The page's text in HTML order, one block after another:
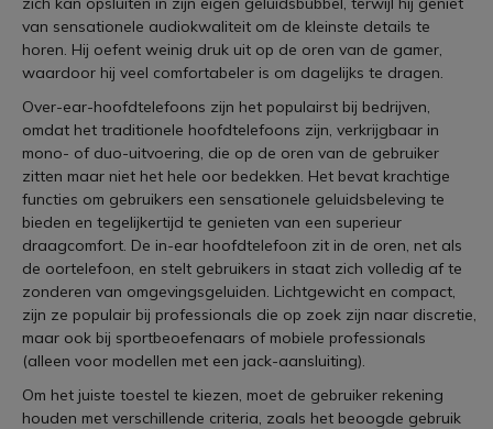
van sensationele audiokwaliteit om de kleinste details te
horen. Hij oefent weinig druk uit op de oren van de gamer,
waardoor hij veel comfortabeler is om dagelijks te dragen.
Over-ear-hoofdtelefoons zijn het populairst bij bedrijven,
omdat het traditionele hoofdtelefoons zijn, verkrijgbaar in
mono- of duo-uitvoering, die op de oren van de gebruiker
zitten maar niet het hele oor bedekken. Het bevat krachtige
functies om gebruikers een sensationele geluidsbeleving te
bieden en tegelijkertijd te genieten van een superieur
draagcomfort. De in-ear hoofdtelefoon zit in de oren, net als
de oortelefoon, en stelt gebruikers in staat zich volledig af te
zonderen van omgevingsgeluiden. Lichtgewicht en compact,
zijn ze populair bij professionals die op zoek zijn naar discretie,
maar ook bij sportbeoefenaars of mobiele professionals
(alleen voor modellen met een jack-aansluiting).
Om het juiste toestel te kiezen, moet de gebruiker rekening
houden met verschillende criteria, zoals het beoogde gebruik